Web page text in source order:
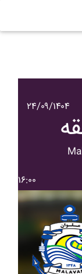
۲۴/۰۹/۱۴۰۴
۱۶:۰۰